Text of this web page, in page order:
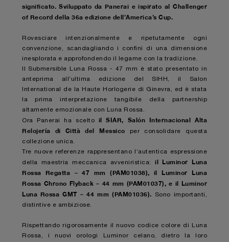
significato. Sviluppato da Panerai e ispirato al Challenger
of Record della 36a edizione dell’America’s Cup.
Rovesciare intenzionalmente e ripetutamente ogni
convenzione, scandagliando i confini di una dimensione
inesplorata e approfondendo il legame con la tradizione.
Il Submersible Luna Rossa - 47 mm è stato presentato in
anteprima all’ultima edizione del SIHH, il Salon
International de la Haute Horlogerie di Ginevra, ed è stata
la prima interpretazione tangibile della partnership
altamente emozionale con Luna Rossa.
Ora Panerai ha scelto il SIAR, Salón Internacional Alta
Relojería di Città del Messico per consolidare questa
collezione unica.
Tre nuove referenze rappresentano l’autentica espressione
della maestria meccanica avveniristica: il Luminor Luna
Rossa Regatta – 47 mm (PAM01038), il Luminor Luna
Rossa Chrono Flyback – 44 mm (PAM01037), e il Luminor
Luna Rossa GMT – 44 mm (PAM01036). Sono importanti,
distintive e ambiziose.
Rispettando rigorosamente il nuovo codice colore di Luna
Rossa, i nuovi orologi Luminor celano, dietro la loro